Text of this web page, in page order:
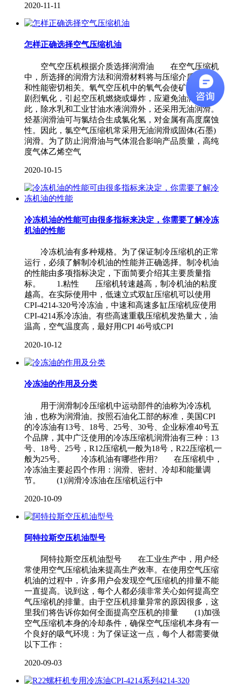
2020-11-11
怎样正确选择空气压缩机油
空气空压机根据介质选择润滑油 在空气压缩机
中，所选择的润滑方法和润滑材料将与压缩介质的组成
和性能密切相关。氧气空压机中的氧气会使矿物润滑油
剧烈氧化，引起空压机燃烧或爆炸，应避免油润滑。为
此，除水乳和工业甘油水液润滑外，还采用无油润滑。
烃基润滑油可与氯结合生成氯化氢，对金属有高度腐蚀
性。因此，氯空气压缩机常采用无油润滑或固体(石墨)
润滑。为了防止润滑油与气体混合影响产品质量，高纯
度气体乙烯空气
2020-10-15
冷冻机油的性能可由很多指标来决定，你需要了解冷冻
机油的性能
冷冻机油有多种规格。为了保证制冷压缩机的正常
运行，必须了解制冷机油的性能并正确选择。制冷机油
的性能由多项指标决定，下面简要介绍其主要质量指
标。 1.粘性 压缩机转速越高，制冷机油的粘度
越高。在实际使用中，低速立式双缸压缩机可以使用
CPI-4214-320号冷冻油，中速和高速多缸压缩机应使用
CPI-4214系冷冻油。有些高速重载压缩机发热量大，油
温高，空气温度高，最好用CPI 46号或CPI
2020-10-12
冷冻油的作用及分类
用于润滑制冷压缩机中运动部件的油称为冷冻机
油，也称为润滑油。按照石油化工部的标准，美国CPI
的冷冻油有13号、18号、25号、30号、企业标准40号五
个品牌，其中广泛使用的冷冻压缩机润滑油有三种：13
号、18号、25号，R12压缩机一般为18号，R22压缩机一
般为25号。 冷冻机油有哪些作用? 在压缩机中，
冷冻油主要起四个作用：润滑、密封、冷却和能量调
节。 (1)润滑冷冻油在压缩机运行中
2020-10-09
阿特拉斯空压机油型号
阿特拉斯空压机油型号 在工业生产中，用户经
常使用空气压缩机油来提高生产效率。在使用空气压缩
机油的过程中，许多用户会发现空气压缩机的排量不能
一直提高。说到这，每个人都必须非常关心如何提高空
气压缩机的排量。由于空压机排量异常的原因很多，这
里我们将告诉你如何全面提高空压机的排量 (1)加强
空气压缩机本身的冷却条件，确保空气压缩机本身有一
个良好的吸气环境：为了保证这一点，每个人都需要做
以下工作：
2020-09-03